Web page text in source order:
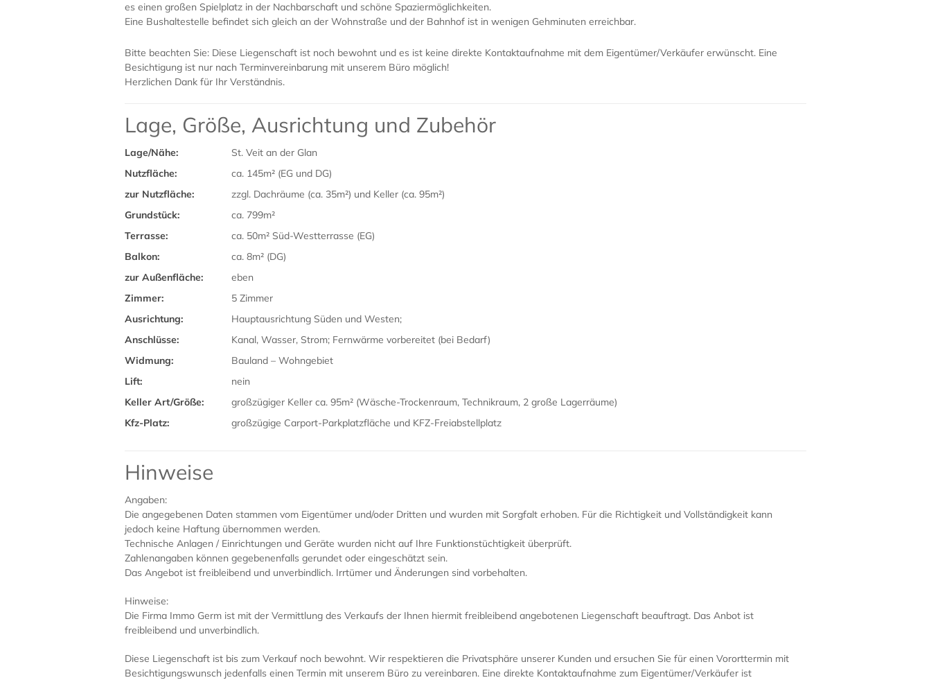
es einen großen Spielplatz in der Nachbarschaft und schöne Spaziermöglichkeiten.
Eine Bushaltestelle befindet sich gleich an der Wohnstraße und der Bahnhof ist in wenigen Gehminuten erreichbar.
Bitte beachten Sie: Diese Liegenschaft ist noch bewohnt und es ist keine direkte Kontaktaufnahme mit dem Eigentümer/Verkäufer erwünscht. Eine
Besichtigung ist nur nach Terminvereinbarung mit unserem Büro möglich!
Herzlichen Dank für Ihr Verständnis.
Lage, Größe, Ausrichtung und Zubehör
Lage/Nähe:
St. Veit an der Glan
Nutzfläche:
ca. 145m² (EG und DG)
zur Nutzfläche:
zzgl. Dachräume (ca. 35m²) und Keller (ca. 95m²)
Grundstück:
ca. 799m²
Terrasse:
ca. 50m² Süd-Westterrasse (EG)
Balkon:
ca. 8m² (DG)
zur Außenfläche:
eben
Zimmer:
5 Zimmer
Ausrichtung:
Hauptausrichtung Süden und Westen;
Anschlüsse:
Kanal, Wasser, Strom; Fernwärme vorbereitet (bei Bedarf)
Widmung:
Bauland – Wohngebiet
Lift:
nein
Keller Art/Größe:
großzügiger Keller ca. 95m² (Wäsche-Trockenraum, Technikraum, 2 große Lagerräume)
Kfz-Platz:
großzügige Carport-Parkplatzfläche und KFZ-Freiabstellplatz
Hinweise
Angaben:
Die angegebenen Daten stammen vom Eigentümer und/oder Dritten und wurden mit Sorgfalt erhoben. Für die Richtigkeit und Vollständigkeit kann
jedoch keine Haftung übernommen werden.
Technische Anlagen / Einrichtungen und Geräte wurden nicht auf Ihre Funktionstüchtigkeit überprüft.
Zahlenangaben können gegebenenfalls gerundet oder eingeschätzt sein.
Das Angebot ist freibleibend und unverbindlich. Irrtümer und Änderungen sind vorbehalten.
Hinweise:
Die Firma Immo Germ ist mit der Vermittlung des Verkaufs der Ihnen hiermit freibleibend angebotenen Liegenschaft beauftragt. Das Anbot ist
freibleibend und unverbindlich.
Diese Liegenschaft ist bis zum Verkauf noch bewohnt. Wir respektieren die Privatsphäre unserer Kunden und ersuchen Sie für einen Vororttermin mit
Besichtigungswunsch jedenfalls einen Termin mit unserem Büro zu vereinbaren. Eine direkte Kontaktaufnahme zum Eigentümer/Verkäufer ist